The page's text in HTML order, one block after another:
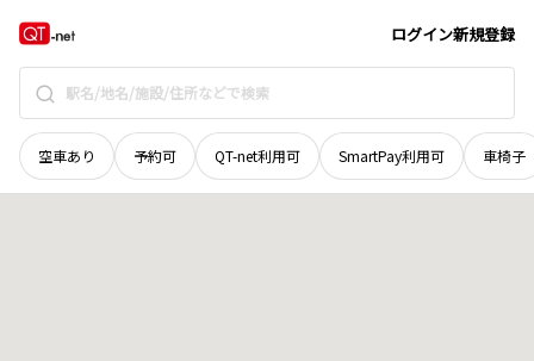
ログイン新規登録
空車あり 予約可 QT-net利用可 SmartPay利用可 車椅子
岡山県